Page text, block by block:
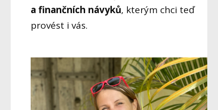
a finančních návyků, kterým chci teď
provést i vás.